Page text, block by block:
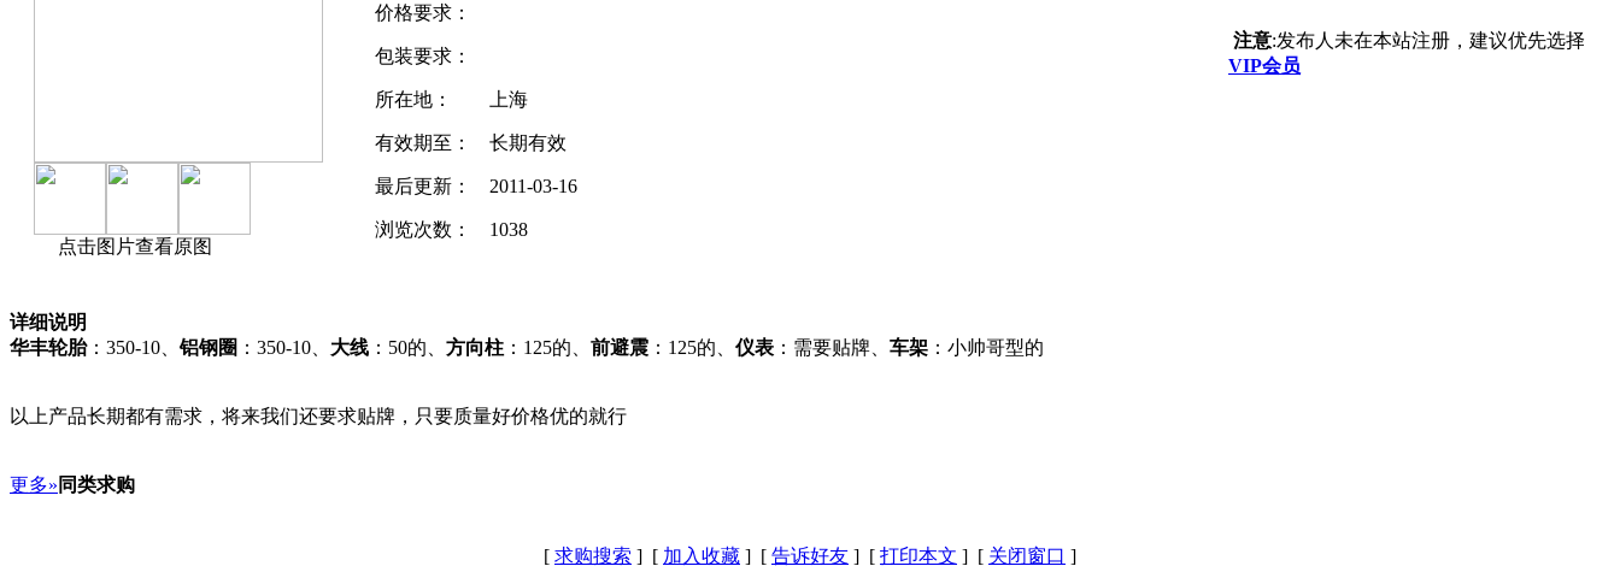
点击图片查看原图
价格要求：
包装要求：
所在地： 上海
有效期至： 长期有效
最后更新： 2011-03-16
浏览次数： 1038
注意:发布人未在本站注册，建议优先选择
VIP会员
详细说明
华丰轮胎：350-10、铝钢圈 ：350-10、 大线 ：50的、 方向柱 ：125的、 前避震 ：125的、 仪表 ：需要贴牌、 车架 ：小帅哥型的
以上产品长期都有需求，将来我们还要求贴牌，只要质量好价格优的就行
更多» 同类求购
[ 求购搜索 ] [ 加入收藏 ] [ 告诉好友 ] [ 打印本文 ] [ 关闭窗口 ]